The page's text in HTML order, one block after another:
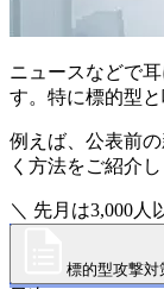
ニュースなどで
す。特に標的型
例えば、公表前
く方法をご紹介し
＼ 先月は3,000人
標的型攻撃対